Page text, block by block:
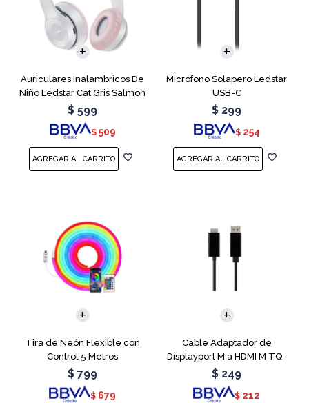
Auriculares Inalambricos De
Niño Ledstar Cat Gris Salmon
$ 599
$ 509
Microfono Solapero Ledstar
USB-C
$ 299
$ 254
Tira de Neón Flexible con
Control 5 Metros
$ 799
$ 679
Cable Adaptador de
Displayport M a HDMI M TQ-
6307
$ 249
$ 212